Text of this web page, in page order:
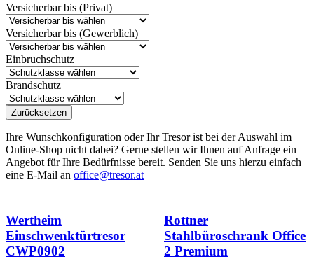
Versicherbar bis (Privat)
Versicherbar bis (Gewerblich)
Einbruchschutz
Brandschutz
Zurücksetzen
Ihre Wunschkonfiguration oder Ihr Tresor ist bei der Auswahl im
Online-Shop nicht dabei? Gerne stellen wir Ihnen auf Anfrage ein
Angebot für Ihre Bedürfnisse bereit. Senden Sie uns hierzu einfach
eine E-Mail an office@tresor.at
Wertheim
Einschwenktürtresor
CWP0902
Rottner
Stahlbüroschrank Office
2 Premium